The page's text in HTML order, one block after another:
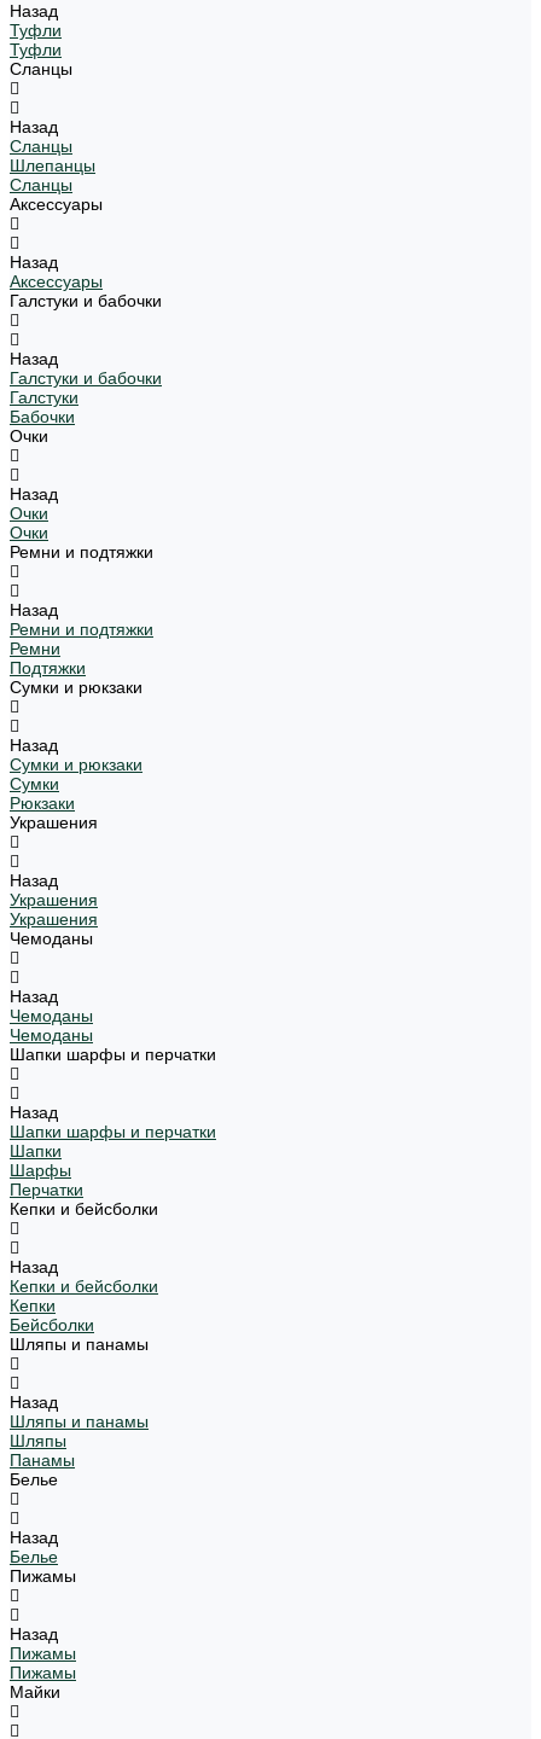
Назад
Туфли
Туфли
Сланцы
Назад
Сланцы
Шлепанцы
Сланцы
Аксессуары
Назад
Аксессуары
Галстуки и бабочки
Назад
Галстуки и бабочки
Галстуки
Бабочки
Очки
Назад
Очки
Очки
Ремни и подтяжки
Назад
Ремни и подтяжки
Ремни
Подтяжки
Сумки и рюкзаки
Назад
Сумки и рюкзаки
Сумки
Рюкзаки
Украшения
Назад
Украшения
Украшения
Чемоданы
Назад
Чемоданы
Чемоданы
Шапки шарфы и перчатки
Назад
Шапки шарфы и перчатки
Шапки
Шарфы
Перчатки
Кепки и бейсболки
Назад
Кепки и бейсболки
Кепки
Бейсболки
Шляпы и панамы
Назад
Шляпы и панамы
Шляпы
Панамы
Белье
Назад
Белье
Пижамы
Назад
Пижамы
Пижамы
Майки